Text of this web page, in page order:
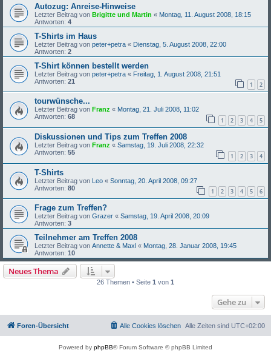
Autozug: Anreise-Hinweise
Letzter Beitrag von Brigitte und Martin « Montag, 11. August 2008, 18:15
Antworten: 4
T-Shirts im Haus
Letzter Beitrag von peter+petra « Dienstag, 5. August 2008, 22:00
Antworten: 2
T-Shirt können bestellt werden
Letzter Beitrag von peter+petra « Freitag, 1. August 2008, 21:51
Antworten: 21 1 2
tourwünsche...
Letzter Beitrag von Franz « Montag, 21. Juli 2008, 11:02
Antworten: 68 1 2 3 4 5
Diskussionen und Tips zum Treffen 2008
Letzter Beitrag von Franz « Samstag, 19. Juli 2008, 22:32
Antworten: 55 1 2 3 4
T-Shirts
Letzter Beitrag von Leo « Sonntag, 20. April 2008, 09:27
Antworten: 80 1 2 3 4 5 6
Frage zum Treffen?
Letzter Beitrag von Grazer « Samstag, 19. April 2008, 20:09
Antworten: 3
Teilnehmer am Treffen 2008
Letzter Beitrag von Annette & Maxl « Montag, 28. Januar 2008, 19:45
Antworten: 10
Neues Thema
26 Themen • Seite 1 von 1
Gehe zu
Foren-Übersicht Alle Zeiten sind UTC+02:00
Alle Cookies löschen
Powered by phpBB® Forum Software © phpBB Limited